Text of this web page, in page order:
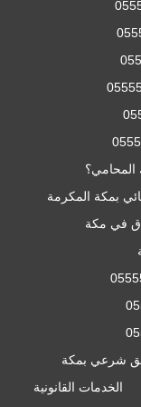
بمكة المكرمة
في مكة
شرعي بمكة
الخدمات القانونية